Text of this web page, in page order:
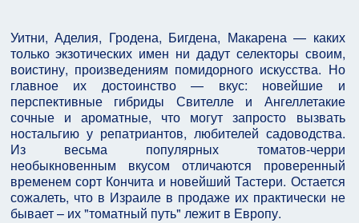
Уитни, Аделия, Гродена, Бигдена, Макарена — каких
только экзотических имен ни дадут селекторы своим,
воистину, произведениям помидорного искусства. Но
главное их достоинство — вкус: новейшие и
перспективные гибриды Свителле и Ангеллетакие
сочные и ароматные, что могут запросто вызвать
ностальгию у репатриантов, любителей садоводства.
Из весьма популярных томатов-черри
необыкновенным вкусом отличаются проверенный
временем сорт Кончита и новейший Тастери. Остается
сожалеть, что в Израиле в продаже их практически не
бывает – их "томатный путь" лежит в Европу.